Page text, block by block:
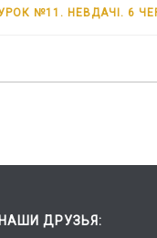
НАШИ ДРУЗЬЯ: